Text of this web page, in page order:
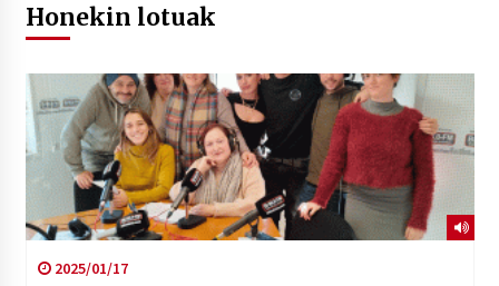
Honekin lotuak
2025/01/17